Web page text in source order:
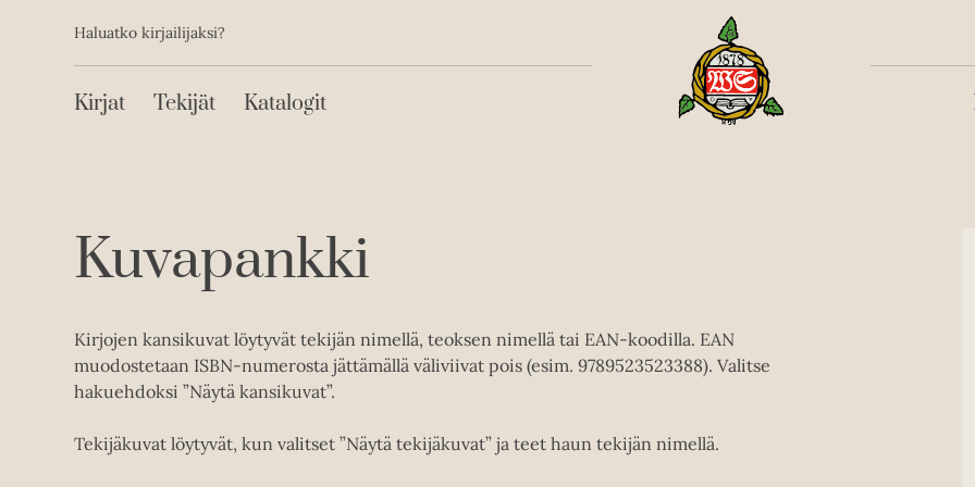
sisältöönToissijainen
Haluatko kirjailijaksi?
Päävalikko
Kirjat Tekijät Katalogit
Kuvapankki
Kirjojen kansikuvat löytyvät tekijän nimellä, teoksen nimellä tai EAN-koodilla. EAN
muodostetaan ISBN-numerosta jättämällä väliviivat pois (esim. 9789523523388). Valitse
hakuehdoksi ”Näytä kansikuvat”.
Tekijäkuvat löytyvät, kun valitset ”Näytä tekijäkuvat” ja teet haun tekijän nimellä.